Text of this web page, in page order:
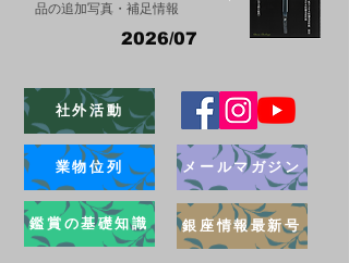
品の追加写真・補足情報
2026/07
社外活動
業物位列
鑑賞の基礎知識
メールマガジン
銀座情報最新号